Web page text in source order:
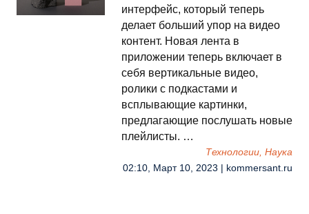
интерфейс, который теперь
делает больший упор на видео
контент. Новая лента в
приложении теперь включает в
себя вертикальные видео,
ролики с подкастами и
всплывающие картинки,
предлагающие послушать новые
плейлисты. …
Технологии, Наука
02:10, Март 10, 2023 | kommersant.ru